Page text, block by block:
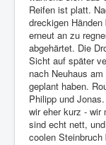
Reifen ist platt.
dreckigen
erneut an zu
abgehärtet. Die
Sicht auf später
nach Neuhaus
geplant haben.
Philipp und
wir eher kurz - wir
sind echt nett,
coolen Steinbruch